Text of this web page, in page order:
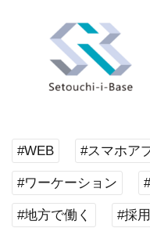
#WEB #スマホア
#ワーケーション
#地方で働く #採用